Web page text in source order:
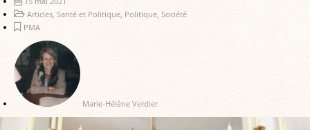
Articles, Santé et Politique, Politique, Société
PMA
Marie-Hélène Verdier